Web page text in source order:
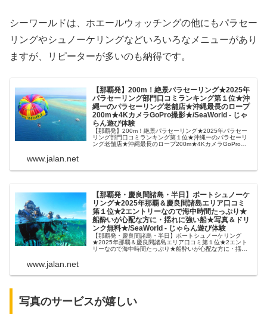
シーワールドは、ホエールウォッチングの他にもパラセー
リングやシュノーケリングなどいろいろなメニューがあり
ますが、リピーターが多いのも納得です。
【那覇発】200m！絶景パラセーリング★2025年
パラセーリング部門口コミランキング第１位★沖
縄一のパラセーリング老舗店★沖縄最長のロープ
200m★4KカメラGoPro撮影★/SeaWorld - じゃ
らん遊び体験
【那覇発】200m！絶景パラセーリング★2025年パラセー
リング部門口コミランキング第１位★沖縄一のパラセーリ
ング老舗店★沖縄最長のロープ200m★4KカメラGoPro撮
www.jalan.net
【那覇発・慶良間諸島・半日】ボートシュノーケ
リング★2025年那覇＆慶良間諸島エリア口コミ
第１位★2エントリーなので海中時間たっぷり★
船酔いが心配な方に・揺れに強い船★写真＆ドリ
ンク無料★/SeaWorld - じゃらん遊び体験
【那覇発・慶良間諸島・半日】ボートシュノーケリング
★2025年那覇＆慶良間諸島エリア口コミ第１位★2エント
リーなので海中時間たっぷり★船酔いが心配な方に・揺れ
www.jalan.net
写真のサービスが嬉しい